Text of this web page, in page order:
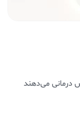
درمانی می‌دهند